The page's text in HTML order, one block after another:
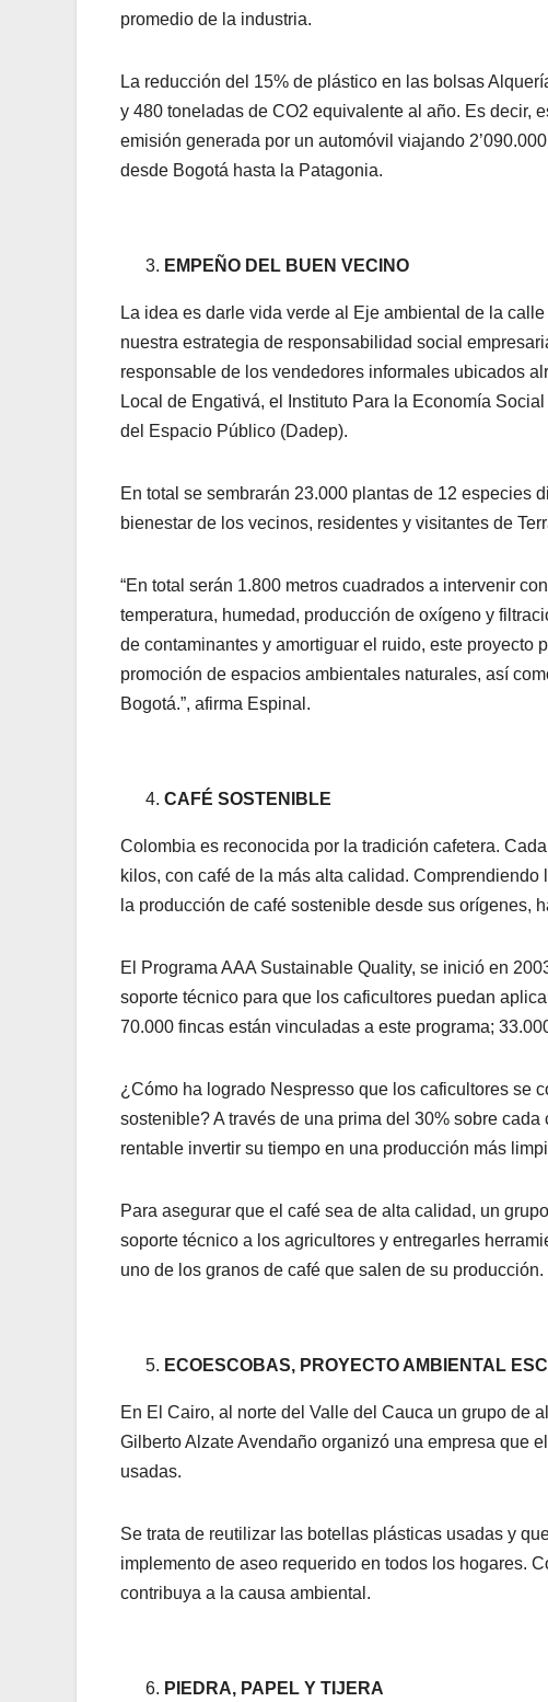
promedio de la industria.
​La reducción del 15% de plástico en las bolsas
y 480 toneladas de CO2 equivalente al año. Es decir,
emisión generada por un automóvil viajando
desde Bogotá hasta la Patagonia.
EMPEÑO DEL BUEN VECINO
La idea es darle vida verde al Eje ambiental de la
nuestra estrategia de responsabilidad social
responsable de los vendedores informales ubicados
Local de Engativá, el Instituto Para la Economía
del Espacio Público (Dadep).
En total se sembrarán 23.000 plantas de 12 especies
bienestar de los vecinos, residentes y visitantes de
“En total serán 1.800 metros cuadrados a intervenir
temperatura, humedad, producción de oxígeno y
de contaminantes y amortiguar el ruido, este
promoción de espacios ambientales naturales, así
Bogotá.”, afirma Espinal.
CAFÉ SOSTENIBLE
Colombia es reconocida por la tradición cafetera.
kilos, con café de la más alta calidad.
la producción de café sostenible desde sus orígenes,
El Programa AAA Sustainable Quality, se inició en
soporte técnico para que los caficultores puedan
70.000 fincas están vinculadas a este programa;
¿Cómo ha logrado Nespresso que los caficultores se
sostenible? A través de una prima del 30% sobre
rentable invertir su tiempo en una producción más
Para asegurar que el café sea de alta calidad, un
soporte técnico a los agricultores y entregarles
uno de los granos de café que salen de su producción.
ECOESCOBAS, PROYECTO AMBIENTAL
En El Cairo, al norte del Valle del Cauca un grupo de
Gilberto Alzate Avendaño organizó una empresa que
usadas.
Se trata de reutilizar las botellas plásticas usadas y
implemento de aseo requerido en todos los hogares.
contribuya a la causa ambiental.
PIEDRA, PAPEL Y TIJERA